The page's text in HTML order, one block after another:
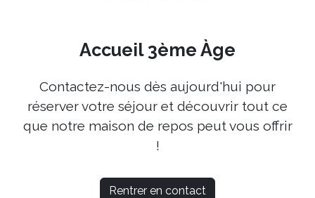
Accueil 3ème Àge
Contactez-nous dès aujourd'hui pour
réserver votre séjour et découvrir tout ce
que notre maison de repos peut vous offrir
!
Rentrer en contact